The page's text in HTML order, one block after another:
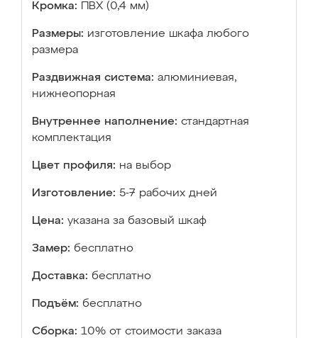
Кромка: ПВХ (0,4 мм)
Размеры: изготовление шкафа любого
размера
Раздвижная система: алюминиевая,
нижнеопорная
Внутреннее наполнение: стандартная
комплектация
Цвет профиля: на выбор
Изготовление: 5-7 рабочих дней
Цена: указана за базовый шкаф
Замер: бесплатно
Доставка: бесплатно
Подъём: бесплатно
Сборка: 10% от стоимости заказа